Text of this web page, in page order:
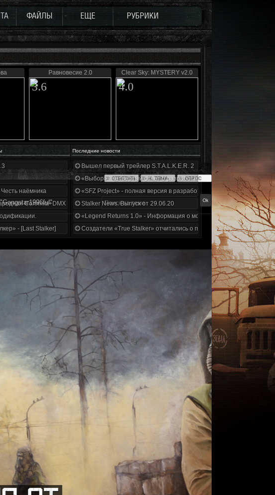
ФАЙЛЫ ЕЩЕ РУБРИКИ
Равновесие 2.0
3.6
Clear Sky: MYSTERY v2.0
4.0
Последние новости
трейлера
наёмника
Солянка+DMX 1.3.5.ООП.МА.К.
- [Last Stalker]
Вышел первый трейлер S.T.A.L.K.E.R. 2
«Выбор» - четвертый отчет о разработке!
«SFZ Project» - полная версия в разработке!
Stalker News. Выпуск от 29.06.20
«Legend Returns 1.0» - Информация о моде за июнь 2020
Создатели «True Stalker» отчитались о проделанной работе